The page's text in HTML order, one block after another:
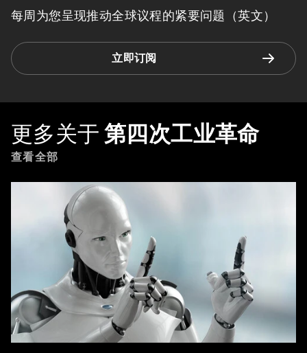
每周为您呈现推动全球议程的紧要问题（英文）
立即订阅
更多关于 第四次工业革命
查看全部